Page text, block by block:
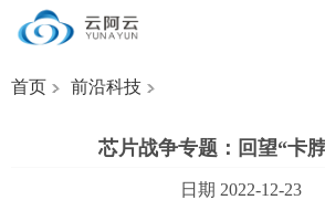
首页 前沿科技
芯片战争专题：回望“卡
日期 2022-12-23